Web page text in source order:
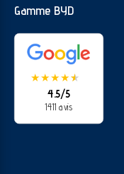
Gamme BYD
★★★★★
★
4.5/5
1411 avis